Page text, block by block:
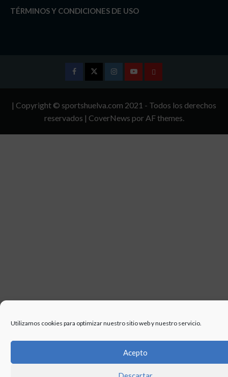
Utilizamos cookies para optimizar nuestro sitio web y nuestro servicio.
Acepto
TÉRMINOS Y CONDICIONES DE USO
InstagramYoutubeTÉRMINOS
CONDICIONES
| Copyright © sportshuelva.com 2021 - Todos los derechos
reservados | CoverNews por AF themes.